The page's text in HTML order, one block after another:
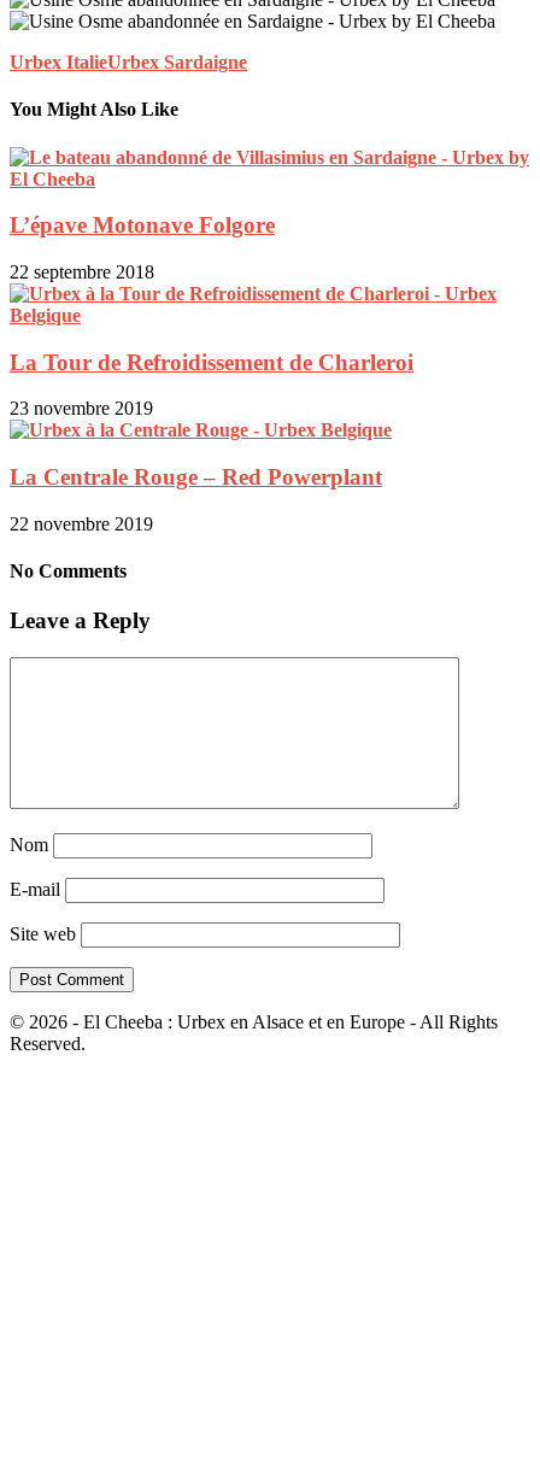
Urbex ItalieUrbex Sardaigne
You Might Also Like
L’épave Motonave Folgore
22 septembre 2018
La Tour de Refroidissement de Charleroi
23 novembre 2019
La Centrale Rouge – Red Powerplant
22 novembre 2019
No Comments
Leave a Reply
Nom
E-mail
Site web
© 2026 - El Cheeba : Urbex en Alsace et en Europe - All Rights
Reserved.